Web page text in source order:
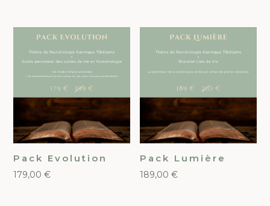
Pack Evolution
179,00€
Pack Lumière
189,00€